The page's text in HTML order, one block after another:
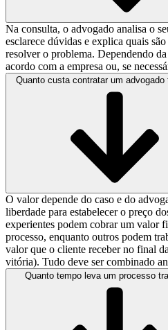
Na consulta, o advogado analisa o
esclarece dúvidas e explica quais
resolver o problema. Dependendo
acordo com a empresa ou, se
Quanto custa contratar um advogado
O valor depende do caso e do
liberdade para estabelecer o preço
experientes podem cobrar um valor
processo, enquanto outros podem
valor que o cliente receber no final
vitória). Tudo deve ser combinado
Quanto tempo leva um processo